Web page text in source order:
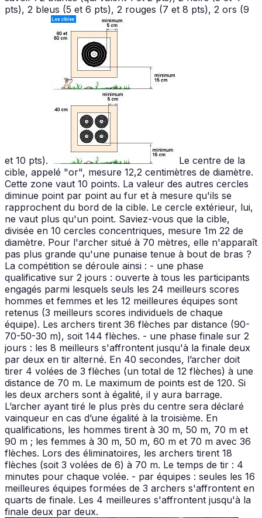
pts), 2 bleus (5 et 6 pts), 2 rouges (7 et 8 pts), 2 ors (9
et 10 pts).
Le centre de la
cible, appelé "or", mesure 12,2 centimètres de diamètre.
Cette zone vaut 10 points. La valeur des autres cercles
diminue point par point au fur et à mesure qu'ils se
rapprochent du bord de la cible. Le cercle extérieur, lui,
ne vaut plus qu'un point. Saviez-vous que la cible,
divisée en 10 cercles concentriques, mesure 1m 22 de
diamètre. Pour l'archer situé à 70 mètres, elle n'apparaît
pas plus grande qu'une punaise tenue à bout de bras ?
La compétition se déroule ainsi : - une phase
qualificative sur 2 jours : ouverte à tous les participants
engagés parmi lesquels seuls les 24 meilleurs scores
hommes et femmes et les 12 meilleures équipes sont
retenus (3 meilleurs scores individuels de chaque
équipe). Les archers tirent 36 flèches par distance (90-
70-50-30 m), soit 144 flèches. - une phase finale sur 2
jours : les 8 meilleurs s'affrontent jusqu'à la finale deux
par deux en tir alterné. En 40 secondes, l’archer doit
tirer 4 volées de 3 flèches (un total de 12 flèches) à une
distance de 70 m. Le maximum de points est de 120. Si
les deux archers sont à égalité, il y aura barrage.
L’archer ayant tiré le plus près du centre sera déclaré
vainqueur en cas d’une égalité à la troisième. En
qualifications, les hommes tirent à 30 m, 50 m, 70 m et
90 m ; les femmes à 30 m, 50 m, 60 m et 70 m avec 36
flèches. Lors des éliminatoires, les archers tirent 18
flèches (soit 3 volées de 6) à 70 m. Le temps de tir : 4
minutes pour chaque volée. - par équipes : seules les 16
meilleures équipes formées de 3 archers s'affrontent en
quarts de finale. Les 4 meilleures s'affrontent jusqu'à la
finale deux par deux.